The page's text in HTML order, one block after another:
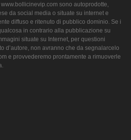
sono autoprodotte,
da social media o situate su internet e
diffuso e ritenuto di pubblico dominio. Se i
in contrario alla pubblicazione su
situate su Internet, per questioni
d’autore, non avranno che da segnalarcelo
e provvederemo prontamente a rimuoverle